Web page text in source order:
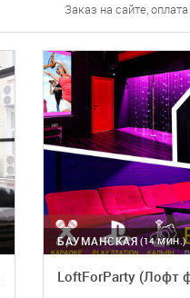
Заказ на сайте,
(14 МИН.)
БАУМАНСКАЯ